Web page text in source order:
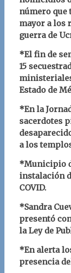
número que
mayor a los
guerra de
*El fin de
15
Estado de
*En la
sacerdotes
a los
*Municipio
instalación
COVID.
*Sandra
presentó
la Ley de
*En alerta
presencia